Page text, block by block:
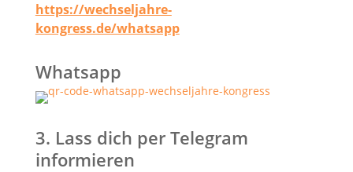
https://wechseljahre-
kongress.de/whatsapp
Whatsapp
3. Lass dich per Telegram
informieren